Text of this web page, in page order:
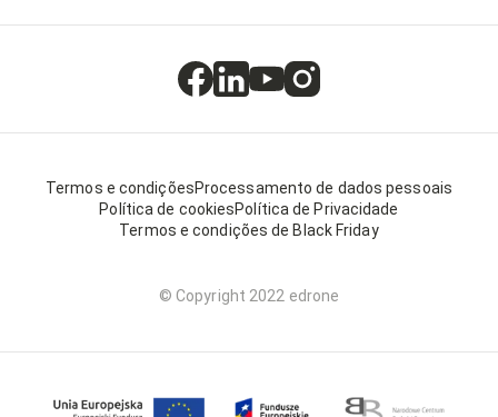
Termos e condiçõesProcessamento de dados pessoais
Política de cookiesPolítica de Privacidade
Termos e condições de Black Friday
© Copyright 2022 edrone